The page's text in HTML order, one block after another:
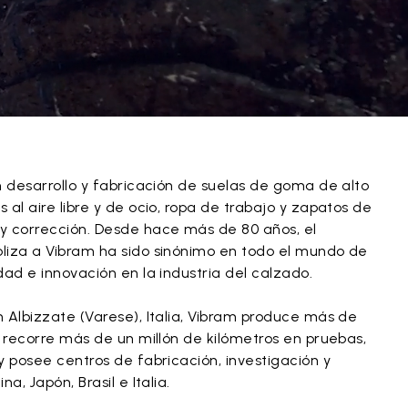
desarrollo y fabricación de suelas de goma de alto
al aire libre y de ocio, ropa de trabajo y zapatos de
corrección. Desde hace más de 80 años, el
a Vibram ha sido sinónimo en todo el mundo de
e innovación en la industria del calzado.
(Varese), Italia, Vibram produce más de
más de un millón de kilómetros en pruebas,
posee centros de fabricación, investigación y
Japón, Brasil e Italia.